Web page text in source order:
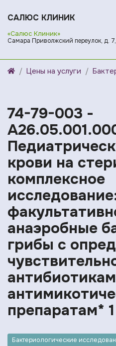
САЛЮС КЛИНИК
«Салюс Клиник»
Самара Приволжский переулок, д. 7,
Цены на услуги
74-79-003 -
крови на
комплексное
анаэробные
грибы с
препаратам*
Бактериологические